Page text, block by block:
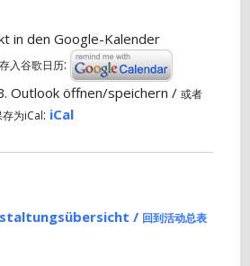
in den Google-Kalender
入谷歌日历:
Outlook öffnen/speichern /或者
为iCal: iCal
/ 回到活动总表